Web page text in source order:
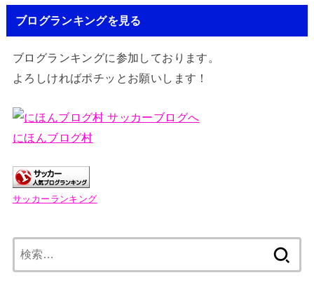
ブログランキングを見る
ブログランキングに参加しております。
よろしければポチッとお願いします！
にほんブログ村
サッカーランキング
索: